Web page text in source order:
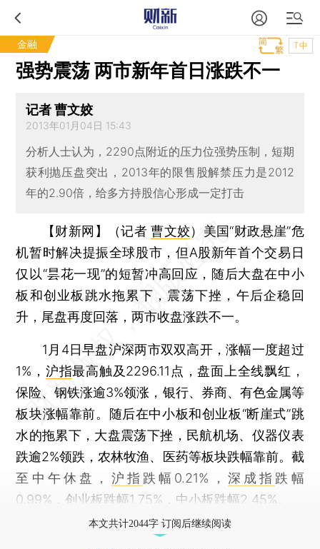
金融 T中
强势震荡 两市新年首日涨跌不一
记者 曹文姣
2013年01月04日 15:43
分析人士认为，2290点附近的压力位强势压制，短期
获利抛压盘突出，2013年的限售股解禁压力是2012
年的2.90倍，给多方持股信心形成一定打击
【财新网】（记者曹文姣） 美国“财政悬崖”危
机暂时解决提振全球股市，但A股新年首个交易日
仅以“昙花一现”的短暂冲高回应，随后大盘在中小
板和创业板跳水拖累下，震荡下挫，午后企稳回
升，尾盘再度回落，两市收盘涨跌不一。
1月4日早盘沪深两市双双高开，涨幅一度超过
1%， 沪指最高触及2296.11点，盘面上全线飘红，
保险、钢铁涨逾3%领涨，银行、券商、有色金属等
板块涨幅靠前。随后在中小板和创业板“断崖式”跳
水的拖累下，大盘震荡下挫，民航机场、仪器仪表
跌逾2%领跌，农林牧渔、医药等板块跌幅靠前。截
至中午休盘， 沪指 跌幅0.21%， 深成指 跌幅
0.99%，创业板跌幅1.75%，中小板跌幅2.45%。
本文共计2044字 订阅后继续阅读